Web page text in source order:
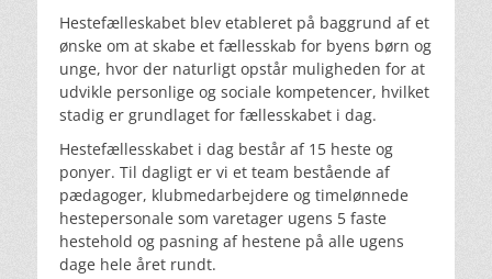
Hestefælleskabet blev etableret på baggrund af et
ønske om at skabe et fællesskab for byens børn og
unge, hvor der naturligt opstår muligheden for at
udvikle personlige og sociale kompetencer, hvilket
stadig er grundlaget for fællesskabet i dag.
Hestefællesskabet i dag består af 15 heste og
ponyer. Til dagligt er vi et team bestående af
pædagoger, klubmedarbejdere og timelønnede
hestepersonale som varetager ugens 5 faste
hestehold og pasning af hestene på alle ugens
dage hele året rundt.